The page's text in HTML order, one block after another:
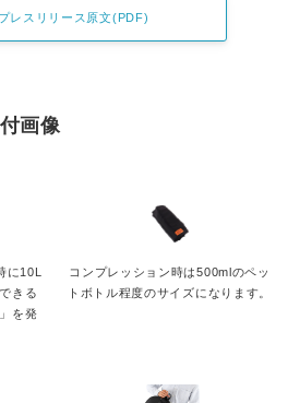
プレスリリース原文(PDF)
画像
に10L
きる
を発
コンプレッション時は500mlのペッ
トボトル程度のサイズになります。